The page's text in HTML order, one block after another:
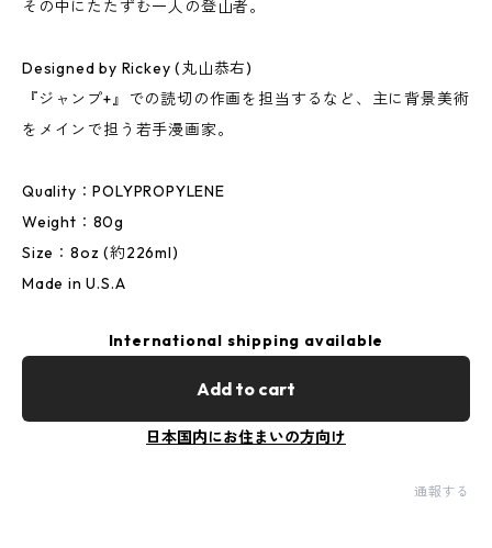
その中にたたずむ一人の登山者。
Designed by Rickey (丸山恭右)
『ジャンプ+』での読切の作画を担当するなど、主に背景美術
をメインで担う若手漫画家。
Quality：POLYPROPYLENE
Weight：80g
Size：8oz (約226ml)
Made in U.S.A
International shipping available
Add to cart
日本国内にお住まいの方向け
通報する